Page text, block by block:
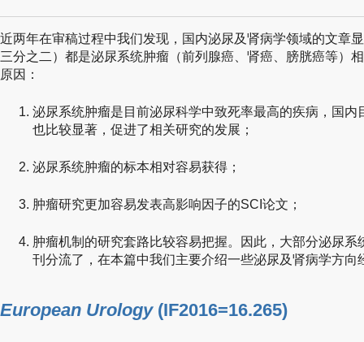
近两年在审稿过程中我们发现，国内泌尿及肾病学领域的文章
三分之二）都是泌尿系统肿瘤（前列腺癌、肾癌、膀胱癌等）
原因：
泌尿系统肿瘤是目前泌尿科学中致死率最高的疾病，国
也比较显著，促进了相关研究的发展；
泌尿系统肿瘤的标本相对容易获得；
肿瘤研究更加容易发表高影响因子的SCI论文；
肿瘤机制的研究套路比较容易把握。因此，大部分泌尿
刊分流了，在本篇中我们主要介绍一些泌尿及肾病学方
European Urology(IF2016=16.265)